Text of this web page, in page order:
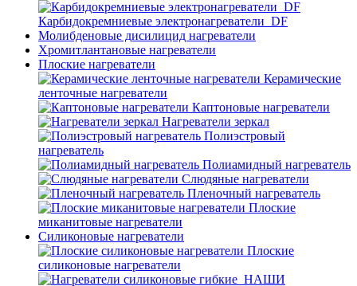
Карбидокремниевые электронагреватели_DF
Молибденовые дисилицид нагреватели
Хромитлантановые нагреватели
Плоские нагреватели
Керамические
ленточные нагреватели
Каптоновые нагреватели
Нагреватели зеркал
Полиэстровый
нагреватель
Полиамидный нагреватель
Слюдяные нагреватели
Пленочный нагреватель
Плоские
миканитовые нагреватели
Силиконовые нагреватели
Плоские
силиконовые нагреватели